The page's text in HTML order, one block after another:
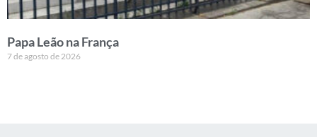
Papa Leão na França
7 de agosto de 2026